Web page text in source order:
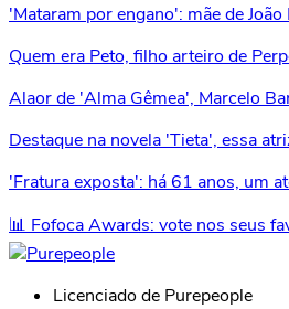
'Mataram por engano': mãe de
Quem era Peto, filho arteiro de
Alaor de 'Alma Gêmea', Marcelo
Destaque na novela 'Tieta', essa
'Fratura exposta': há 61 anos, um
📊 Fofoca Awards: vote nos seus
Licenciado de Purepeople